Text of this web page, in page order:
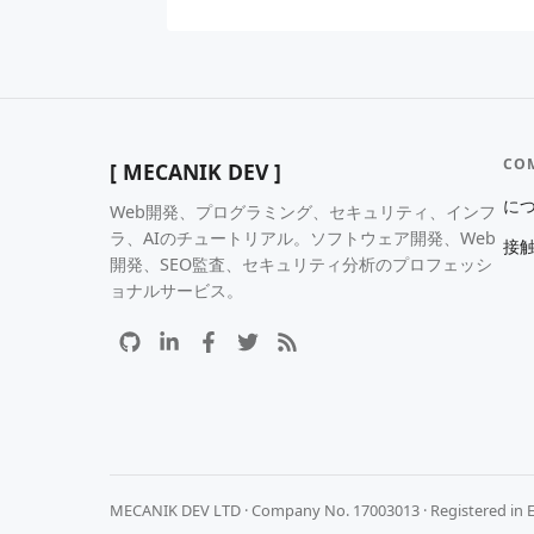
[ MECANIK DEV ]
Web開発、プログラミング、セキュリティ、インフ
ラ、AIのチュートリアル。ソフトウェア開発、Web
開発、SEO監査、セキュリティ分析のプロフェッシ
ョナルサービス。
に
接
MECANIK DEV LTD · Company No. 17003013 · Registered in